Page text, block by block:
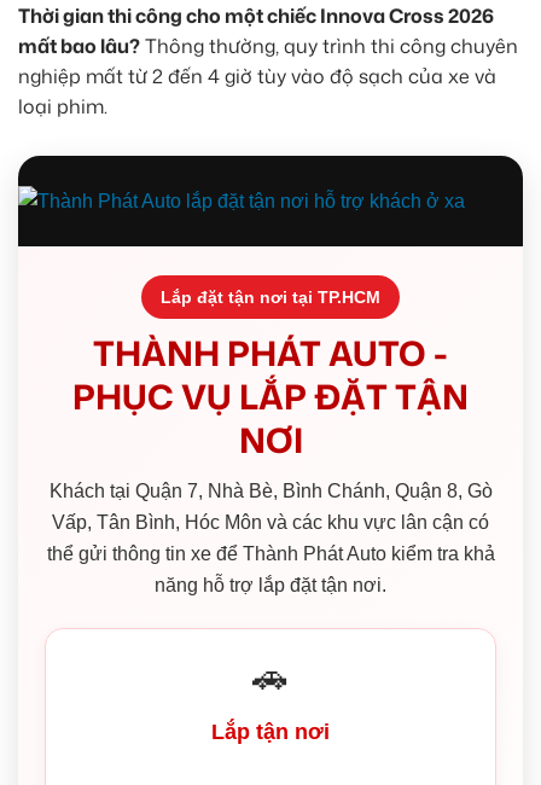
Thời gian thi công cho một chiếc Innova Cross 2026
mất bao lâu?Thông thường, quy trình thi công chuyên
nghiệp mất từ 2 đến 4 giờ tùy vào độ sạch của xe và
loại phim.
Lắp đặt tận nơi tại TP.HCM
THÀNH PHÁT AUTO -
PHỤC VỤ LẮP ĐẶT TẬN
NƠI
Khách tại Quận 7, Nhà Bè, Bình Chánh, Quận 8, Gò
Vấp, Tân Bình, Hóc Môn và các khu vực lân cận có
thể gửi thông tin xe để Thành Phát Auto kiểm tra khả
năng hỗ trợ lắp đặt tận nơi.
🚗
Lắp tận nơi